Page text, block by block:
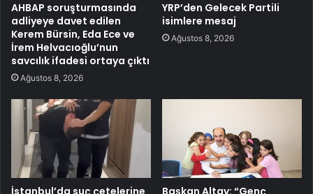
AHBAP soruşturmasında
adliyeye davet edilen
Kerem Bürsin, Eda Ece ve
İrem Helvacıoğlu’nun
savcılık ifadesi ortaya çıktı
Ağustos 8, 2026
YRP’den Gelecek Partili
isimlere mesaj
Ağustos 8, 2026